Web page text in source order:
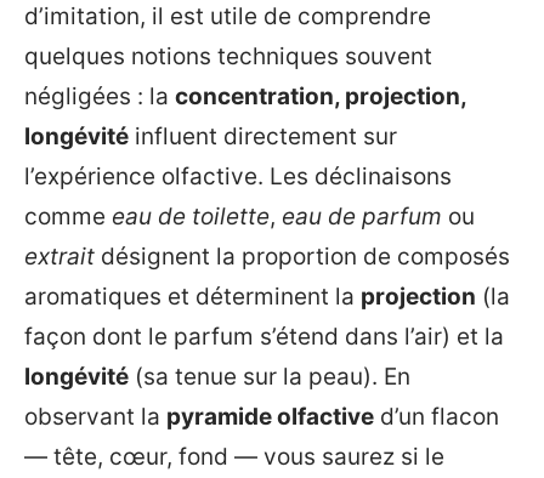
d’imitation, il est utile de comprendre
quelques notions techniques souvent
négligées : la concentration, projection,
longévité influent directement sur
l’expérience olfactive. Les déclinaisons
comme eau de toilette, eau de parfum ou
extrait désignent la proportion de composés
aromatiques et déterminent la projection (la
façon dont le parfum s’étend dans l’air) et la
longévité (sa tenue sur la peau). En
observant la pyramide olfactive d’un flacon
— tête, cœur, fond — vous saurez si le